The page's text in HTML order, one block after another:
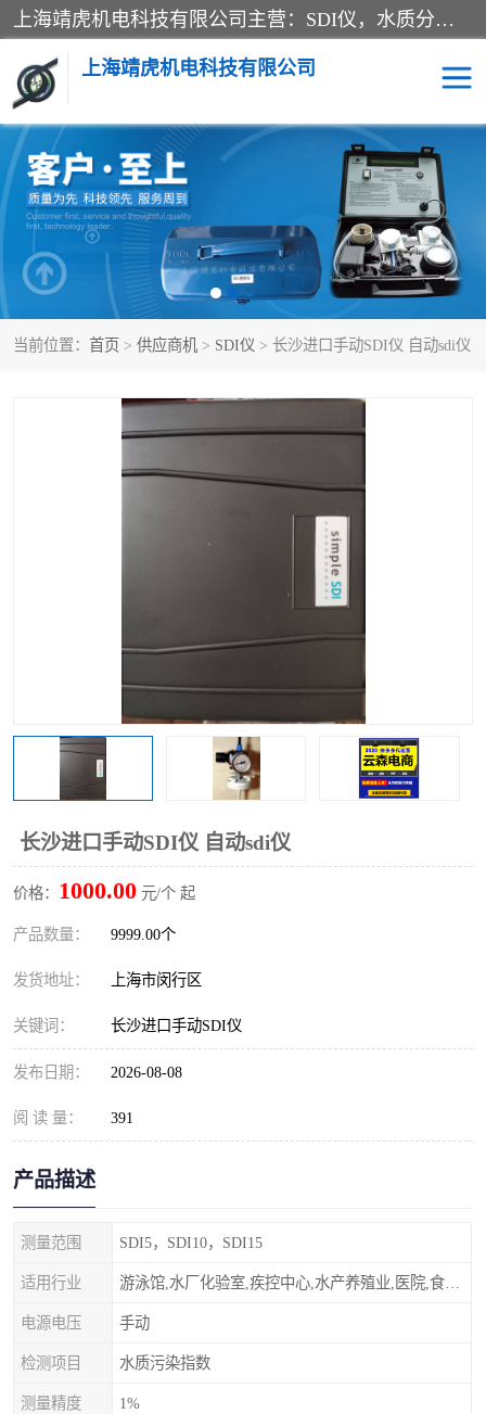
上海靖虎机电科技有限公司主营：SDI仪，水质分析仪，水质检测仪产品；上海靖虎机电科技有限公司在专业制造和研发等方面的强大的平台优势，利用自身在自动化仪表、自控系统及环保监测仪器的专长，以优良的技术，优越的产品质量和良好的服务质量与广大客户真诚合作。
上海靖虎机电科技有限公司
当前位置： 首页 > 供应商机 > SDI仪 > 长沙进口手动SDI仪 自动sdi仪
长沙进口手动SDI仪 自动sdi仪
价格： 1000.00 元/个 起
产品数量： 9999.00个
发货地址： 上海市闵行区
关键词： 长沙进口手动SDI仪
发布日期： 2026-08-08
阅 读 量： 391
产品描述
测量范围 SDI5，SDI10，SDI15
适用行业
电源电压 手动
检测项目 水质污染指数
测量精度 1%
SDI仪 过滤膜过滤纸
PH电导测试笔 水质分析仪
水质检测仪 电导测试笔
PH电导测试仪